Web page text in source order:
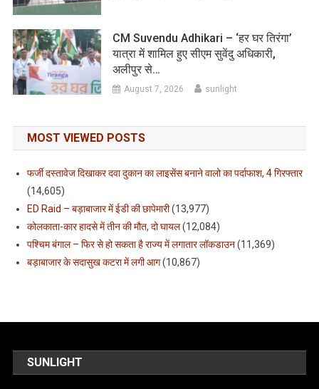
CM Suvendu Adhikari – ‘हर घर तिरंगा’
यात्रा में शामिल हुए सीएम सुवेंदु अधिकारी,
अलीपुर से…
August 7, 2026 sunlight
MOST VIEWED POSTS
फर्जी दस्तावेज दिखाकर दवा दुकान का लाइसेंस बनाने वालो का पर्दाफाश, 4 गिरफ्तार
(14,605)
ED Raid – बड़ाबाजार में ईडी की छापेमारी(13,977)
कोलकाता-कार हादसे में तीन की मौत, दो घायल(12,084)
पश्चिम बंगाल – फिर से हो सकता है राज्य में लगातार लॉकडाउन(11,369)
बड़ाबाजार के सदासुख कटरा में लगी आग(10,867)
SUNLIGHT